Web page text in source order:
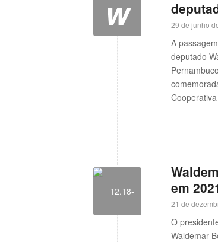
w
w 29 de junho
A
deputado
em
21 de
O
Waldemar